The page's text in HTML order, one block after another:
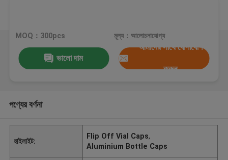
MOQ：300pcs মূল্য：আলোচনাযোগ্য
ভালো দাম
আমাদের সাথে যোগাযোগ
করুন
পণ্যের বর্ণনা
হাইলাইট:
Flip Off Vial Caps,
Aluminium Bottle Caps